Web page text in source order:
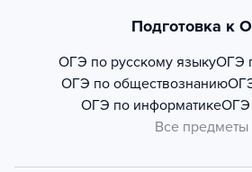
Подготовка к
ОГЭ по русскому языкуОГЭ
ОГЭ по обществознанию
ОГЭ по информатикеОГЭ
Все предметы